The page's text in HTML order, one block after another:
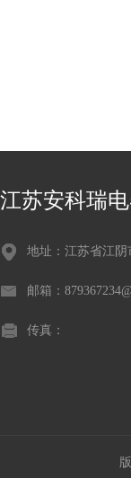
江苏安科瑞
地址：江苏省江
邮箱：
传真：